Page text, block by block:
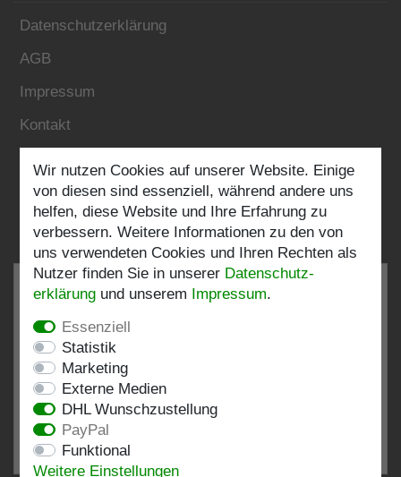
Datenschutzerklärung
AGB
Impressum
Kontakt
Folgen Sie uns:
bei: shopvote.de, Amazon
Bewertungsprofil bei SHOPVOTE.DE ansehen
Informationen zur Echtheit von Kundenbewertungen
Wir nutzen Cookies auf unserer Website. Einige
von diesen sind essenziell, während andere uns
helfen, diese Website und Ihre Erfahrung zu
verbessern. Weitere Informationen zu den von
uns verwendeten Cookies und Ihren Rechten als
Nutzer finden Sie in unserer Daten­schutz­
erklärung und unserem Impressum.
Essenziell
Statistik
Marketing
Externe Medien
DHL Wunschzustellung
PayPal
Funktional
Weitere Einstellungen